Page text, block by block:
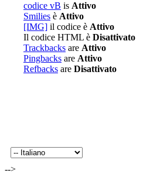
codice vB is Attivo
Smilies è Attivo
[IMG] il codice è Attivo
Il codice HTML è Disattivato
Trackbacks are Attivo
Pingbacks are Attivo
Refbacks are Disattivato
-->